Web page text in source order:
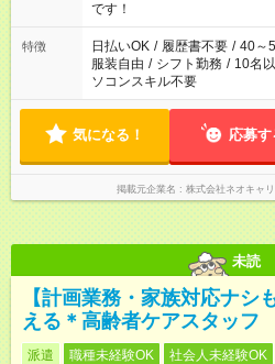
です！
特徴 日払いOK / 履歴書不要 / 40～
服装自由 / シフト勤務 / 10名
ソコンスキル不要
気になる！ 応募す
掲載元企業名 株式会社ネオキャ
未読
【計画業務・家族対応ナシ
える＊高齢者ケアスタッフ
派遣 職種未経験OK 社会人未経験OK